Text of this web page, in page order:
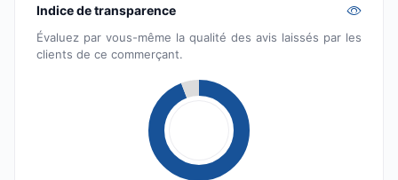
Indice de transparence
Évaluez par vous-même la qualité des avis laissés par les
clients de ce commerçant.